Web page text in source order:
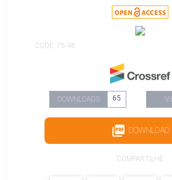
CODE: 75-96
DOWNLOADS 65
DOWNLOAD
COMPARTILHE